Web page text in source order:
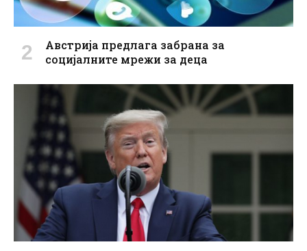
Австрија предлага забрана за
социјалните мрежи за деца